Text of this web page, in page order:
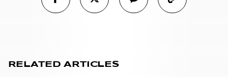
RELATED ARTICLES